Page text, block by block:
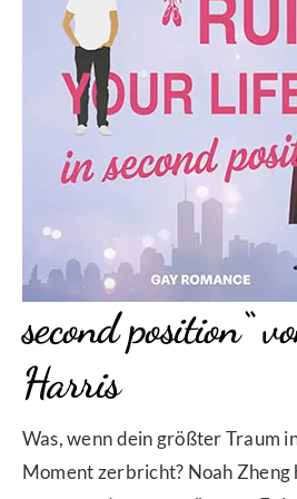
second position“
Harris
Was, wenn dein größter Traum
Moment zerbricht? Noah Zheng